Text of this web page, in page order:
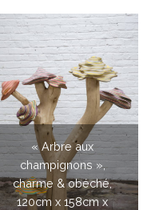
« Arbre aux
champignons »,
charme & obéché,
120cm x 158cm x